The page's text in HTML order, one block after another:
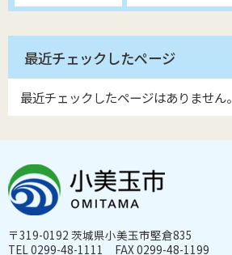
最近チェックしたページ
最近チェックしたページはありません。
〒319-0192 茨城県小美玉市堅倉835
TEL 0299-48-1111 FAX 0299-48-1199